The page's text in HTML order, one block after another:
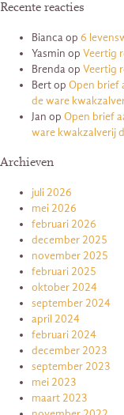
Recente reacties
Biancaop 6
Yasmin op Veertig
Brendaop Veertig
Bertop Open brief
de ware
Jan op Open brief
ware kwakzalverij
Archieven
juli 2026
mei 2026
februari 2026
december 2025
november 2025
februari 2025
oktober 2024
september 2024
april 2024
februari 2024
december 2023
september 2023
mei 2023
maart 2023